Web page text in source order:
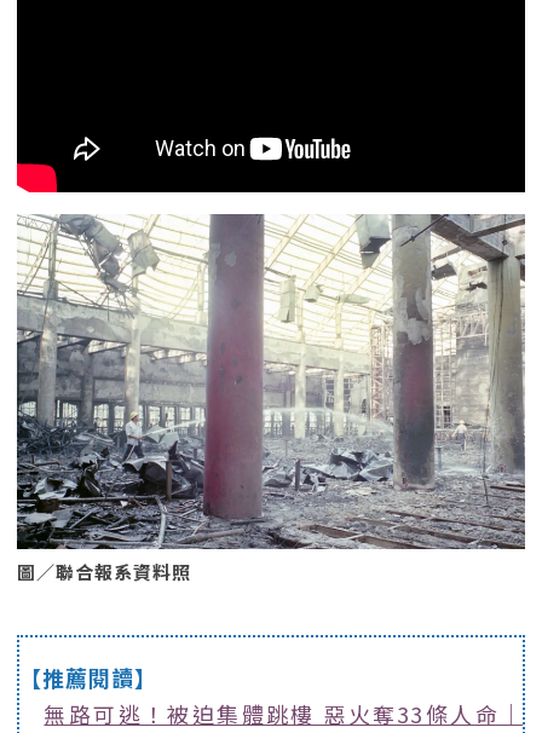
圖／聯合報系資料照
【推薦閱讀】
無路可逃！被迫集體跳樓 惡火奪33條人命｜